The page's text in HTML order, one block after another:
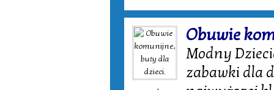
Obuwie
Modny
zabawki dla